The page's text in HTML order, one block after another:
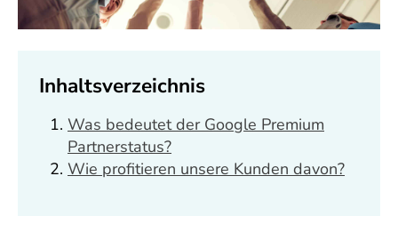
Inhaltsverzeichnis
Was bedeutet der Google Premium
Partnerstatus?
Wie profitieren unsere Kunden davon?